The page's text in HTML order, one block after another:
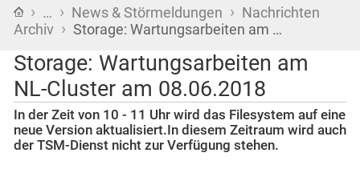
Startseite
› … › News & Störmeldungen › Nachrichten
Archiv › Storage: Wartungsarbeiten am …
Storage: Wartungsarbeiten am
NL-Cluster am 08.06.2018
In der Zeit von 10 - 11 Uhr wird das Filesystem auf eine
neue Version aktualisiert.In diesem Zeitraum wird auch
der TSM-Dienst nicht zur Verfügung stehen.